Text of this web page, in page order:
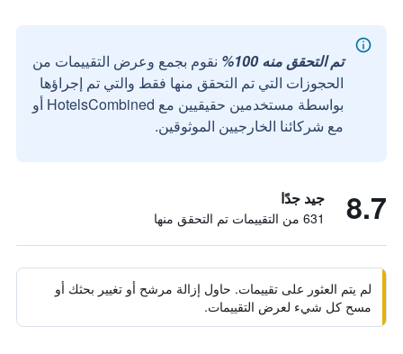
تم التحقق منه 100%
نقوم بجمع وعرض التقييمات من
الحجوزات التي تم التحقق منها فقط والتي تم إجراؤها
بواسطة مستخدمين حقيقيين مع HotelsCombined أو
مع شركائنا الخارجيين الموثوقين.
8.7 جيد جدًا
631 من التقييمات تم التحقق منها
لم يتم العثور على تقييمات. حاول إزالة مرشح أو تغيير بحثك أو
مسح كل شيء لعرض التقييمات.